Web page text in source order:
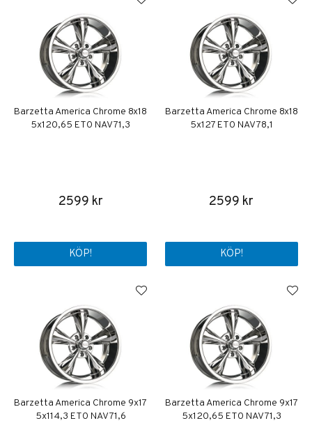
Barzetta America Chrome 8x18
5x120,65 ET0 NAV 71,3
2599 kr
KÖP!
Barzetta America Chrome 8x18
5x127 ET0 NAV 78,1
2599 kr
KÖP!
Barzetta America Chrome 9x17
5x114,3 ET0 NAV 71,6
Barzetta America Chrome 9x17
5x120,65 ET0 NAV 71,3